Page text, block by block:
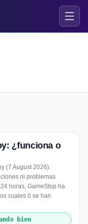
¿funciona o
(7 August 2026).
ni problemas
horas, GameStop ha
cuales 0 se han
bien